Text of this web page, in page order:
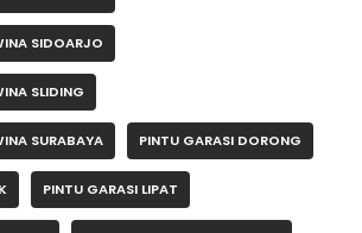
SIDOARJO
SLIDING
SURABAYA PINTU GARASI DORONG
PINTU GARASI LIPAT